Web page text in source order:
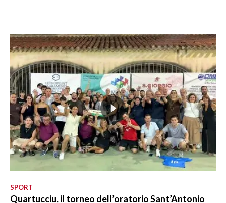
SPORT
Quartucciu, il torneo dell’oratorio Sant’Antonio